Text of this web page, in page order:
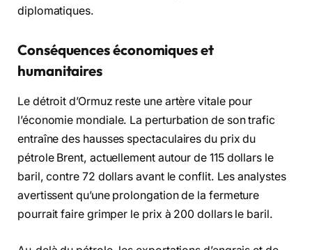
diplomatiques.
Conséquences économiques et
humanitaires
Le détroit d’Ormuz reste une artère vitale pour
l’économie mondiale. La perturbation de son trafic
entraîne des hausses spectaculaires du prix du
pétrole Brent, actuellement autour de 115 dollars le
baril, contre 72 dollars avant le conflit. Les analystes
avertissent qu’une prolongation de la fermeture
pourrait faire grimper le prix à 200 dollars le baril.